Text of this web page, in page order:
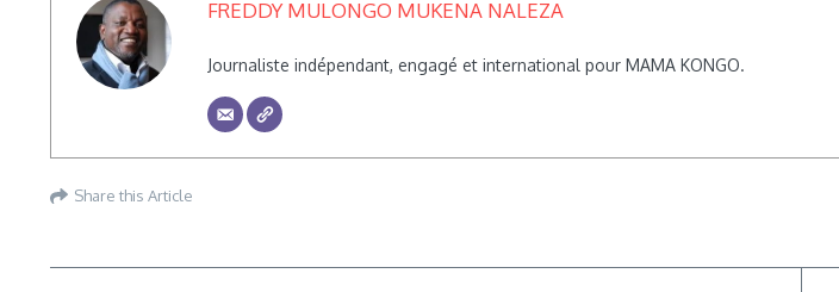
FREDDY MULONGO MUKENA NALEZA
Journaliste indépendant, engagé et international pour MAMA KONGO.
Share this Article